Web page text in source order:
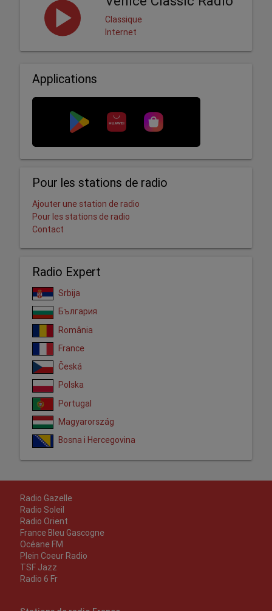
Classique
Internet
Applications
Pour les stations de radio
Ajouter une station de radio
Pour les stations de radio
Contact
Radio Expert
Srbija
България
România
France
Česká
Polska
Portugal
Magyarország
Bosna i Hercegovina
Radio Gazelle
Radio Soleil
Radio Orient
France Bleu Gascogne
Océane FM
Plein Coeur Radio
TSF Jazz
Radio 6 Fr